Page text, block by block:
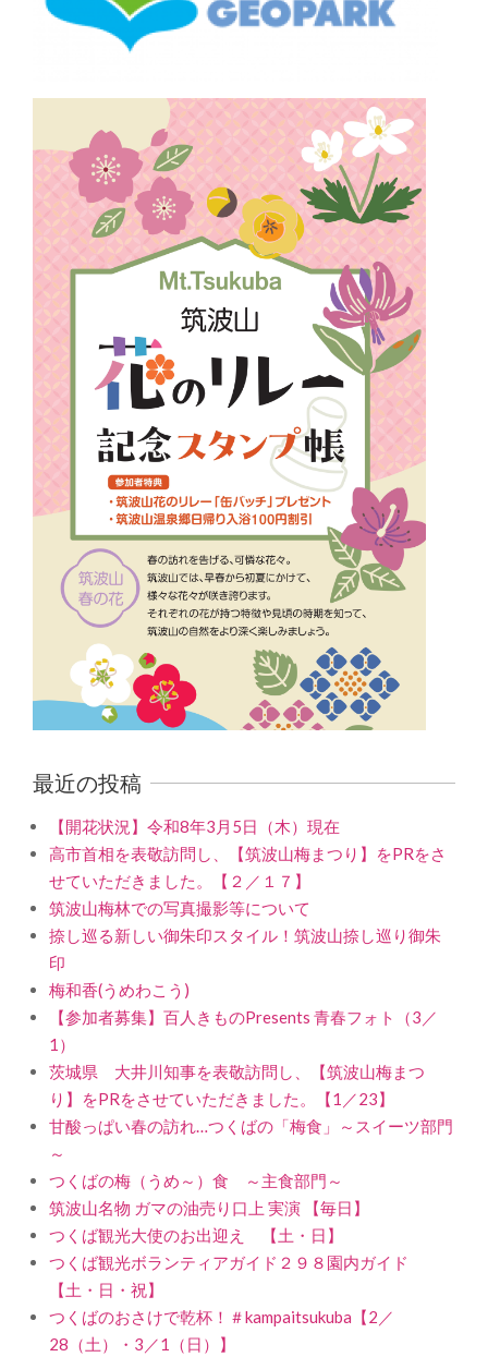
最近の投稿
【開花状況】令和8年3月5日（木）現在
高市首相を表敬訪問し、【筑波山梅まつり】をPRをさ
せていただきました。【２／１７】
筑波山梅林での写真撮影等について
捺し巡る新しい御朱印スタイル！筑波山捺し巡り御朱
印
梅和香(うめわこう)
【参加者募集】百人きものPresents 青春フォト（3／
1）
茨城県 大井川知事を表敬訪問し、【筑波山梅まつ
り】をPRをさせていただきました。【1／23】
甘酸っぱい春の訪れ…つくばの「梅食」～スイーツ部門
～
つくばの梅（うめ～）食 ～主食部門～
筑波山名物 ガマの油売り口上 実演 【毎日】
つくば観光大使のお出迎え 【土・日】
つくば観光ボランティアガイド２９８園内ガイド
【土・日・祝】
つくばのおさけで乾杯！＃kampaitsukuba【2／
28（土）・3／1（日）】